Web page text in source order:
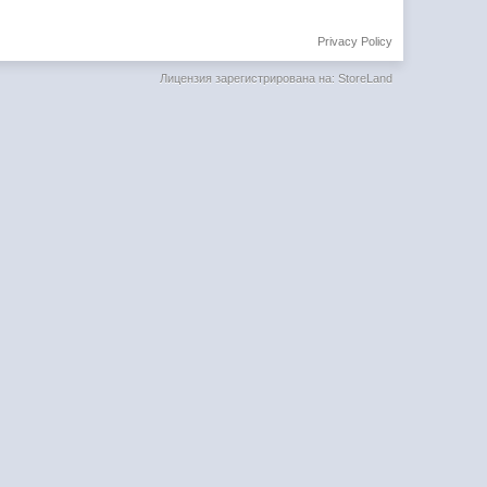
Privacy Policy
Лицензия зарегистрирована на: StoreLand